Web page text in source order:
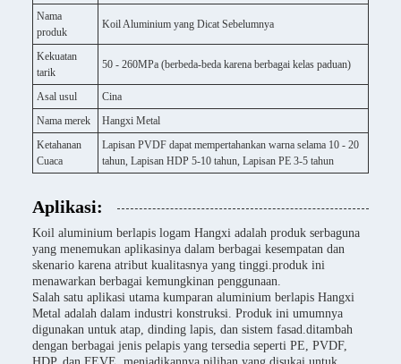
Nama
produk
Koil Aluminium yang Dicat Sebelumnya
Kekuatan
tarik
50 - 260MPa (berbeda-beda karena berbagai kelas paduan)
Asal usul
Cina
Nama merek
Hangxi Metal
Ketahanan
Cuaca
Lapisan PVDF dapat mempertahankan warna selama 10 - 20
tahun, Lapisan HDP 5-10 tahun, Lapisan PE 3-5 tahun
Aplikasi:
Koil aluminium berlapis logam Hangxi adalah produk serbaguna
yang menemukan aplikasinya dalam berbagai kesempatan dan
skenario karena atribut kualitasnya yang tinggi.produk ini
menawarkan berbagai kemungkinan penggunaan.
Salah satu aplikasi utama kumparan aluminium berlapis Hangxi
Metal adalah dalam industri konstruksi. Produk ini umumnya
digunakan untuk atap, dinding lapis, dan sistem fasad.ditambah
dengan berbagai jenis pelapis yang tersedia seperti PE, PVDF,